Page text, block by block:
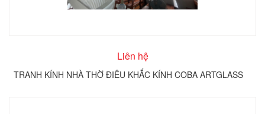
Liên hệ
TRANH KÍNH NHÀ THỜ ĐIÊU KHẮC KÍNH COBA ARTGLASS